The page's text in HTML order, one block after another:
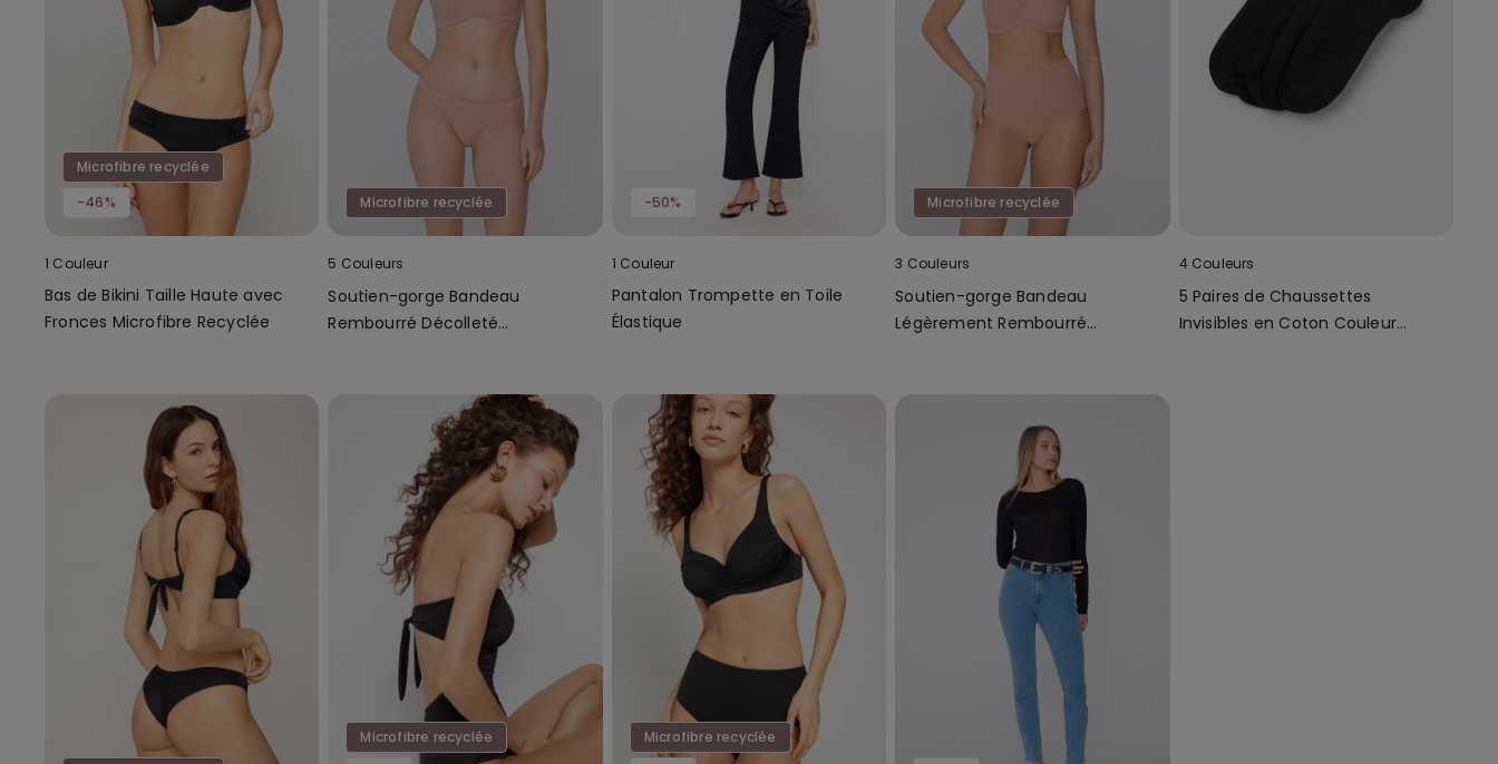
Microfibre recyclée
-46%
1 Couleur
Bas de Bikini Taille Haute avec
Fronces Microfibre Recyclée
Microfibre recyclée
5 Couleurs
Soutien-gorge Bandeau
Rembourré Décolleté
-50%
1 Couleur
Pantalon Trompette en Toile
Élastique
Microfibre recyclée
3 Couleurs
Soutien-gorge Bandeau
Légèrement Rembourré
4 Couleurs
5 Paires de Chaussettes
Invisibles en Coton Couleur
Microfibre recyclée
Microfibre recyclée